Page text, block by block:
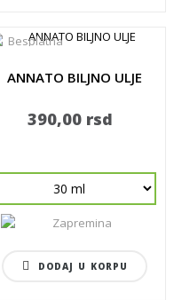
ANNATO BILJNO ULJE
390,00 rsd
DODAJ U KORPU